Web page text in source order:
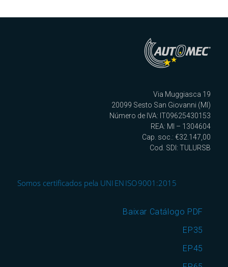
Via Muggiasca 19
20099 Sesto San Giovanni (MI)
Número de IVA: IT09625430153
REA: MI – 1304604
Cap. soc.: €32.147,00
Cod. SDI: TULURSB
Somos certificados pela UNI EN ISO 9001:2015
Baixar Catálogo PDF
EP35
EP45